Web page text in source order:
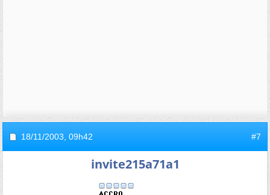
18/11/2003, 09h42 #7
invite215a71a1